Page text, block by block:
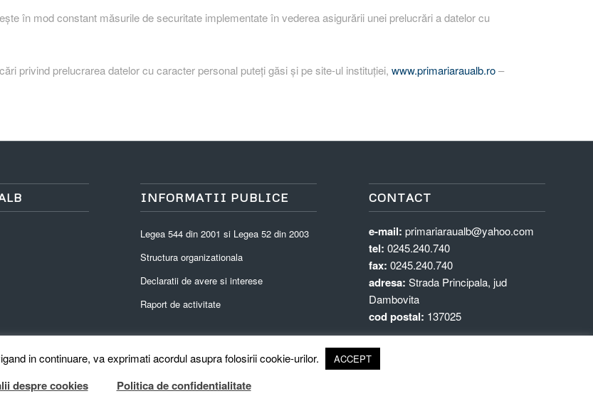
în mod constant măsurile de securitate implementate în vederea asigurării unei prelucrări a datelor cu
privind prelucrarea datelor cu caracter personal puteți găsi și pe site-ul instituţiei, www.primariaraualb.ro–
INFORMATII PUBLICE
Legea 544 din 2001 si Legea 52 din 2003
Structura organizationala
Declaratii de avere si interese
Raport de activitate
CONTACT
e-mail: primariaraualb@yahoo.com
tel: 0245.240.740
fax: 0245.240.740
adresa: Strada Principala, jud
Dambovita
cod postal: 137025
in continuare, va exprimati acordul asupra folosirii cookie-urilor. ACCEPT
despre cookies Politica de confidentialitate